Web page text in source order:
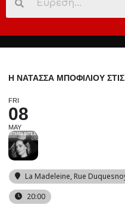
for:
Η ΝΑΤΑΣΣΑ ΜΠΟΦΙΛΙΟΥ
FRI
08
MAY
La Madeleine, Rue
20:00